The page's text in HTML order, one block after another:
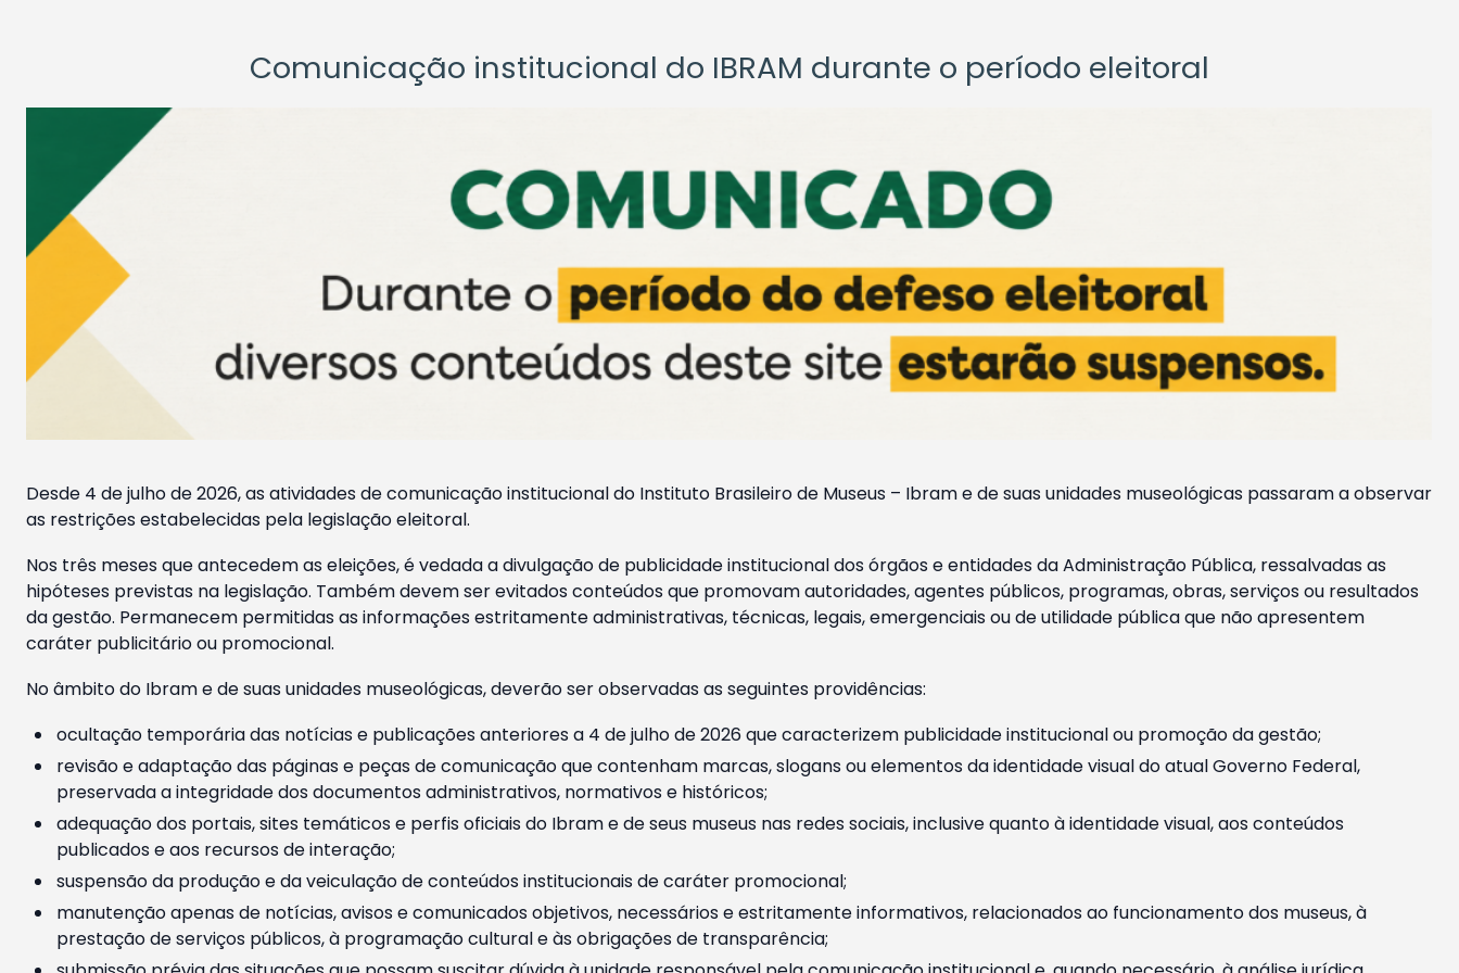
Comunicação institucional do IBRAM durante o período eleitoral
Desde 4 de julho de 2026, as atividades de comunicação institucional do Instituto Brasileiro de Museus – Ibram e de suas unidades museológicas passaram a observar
as restrições estabelecidas pela legislação eleitoral.
Nos três meses que antecedem as eleições, é vedada a divulgação de publicidade institucional dos órgãos e entidades da Administração Pública, ressalvadas as
hipóteses previstas na legislação. Também devem ser evitados conteúdos que promovam autoridades, agentes públicos, programas, obras, serviços ou resultados
da gestão. Permanecem permitidas as informações estritamente administrativas, técnicas, legais, emergenciais ou de utilidade pública que não apresentem
caráter publicitário ou promocional.
No âmbito do Ibram e de suas unidades museológicas, deverão ser observadas as seguintes providências:
ocultação temporária das notícias e publicações anteriores a 4 de julho de 2026 que caracterizem publicidade institucional ou promoção da gestão;
revisão e adaptação das páginas e peças de comunicação que contenham marcas, slogans ou elementos da identidade visual do atual Governo Federal,
preservada a integridade dos documentos administrativos, normativos e históricos;
adequação dos portais, sites temáticos e perfis oficiais do Ibram e de seus museus nas redes sociais, inclusive quanto à identidade visual, aos conteúdos
publicados e aos recursos de interação;
suspensão da produção e da veiculação de conteúdos institucionais de caráter promocional;
manutenção apenas de notícias, avisos e comunicados objetivos, necessários e estritamente informativos, relacionados ao funcionamento dos museus, à
prestação de serviços públicos, à programação cultural e às obrigações de transparência;